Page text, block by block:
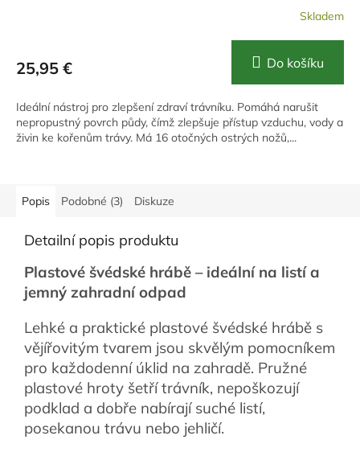
Skladem
25,95 € Do košíku
Ideální nástroj pro zlepšení zdraví trávníku. Pomáhá narušit
nepropustný povrch půdy, čímž zlepšuje přístup vzduchu, vody a
živin ke kořenům trávy. Má 16 otočných ostrých nožů,...
Popis Podobné (3) Diskuze
Detailní popis produktu
Plastové švédské hrábě – ideální na listí a
jemný zahradní odpad
Lehké a praktické plastové švédské hrábě s
vějířovitým tvarem jsou skvělým pomocníkem
pro každodenní úklid na zahradě. Pružné
plastové hroty šetří trávník, nepoškozují
podklad a dobře nabírají suché listí,
posekanou trávu nebo jehličí.